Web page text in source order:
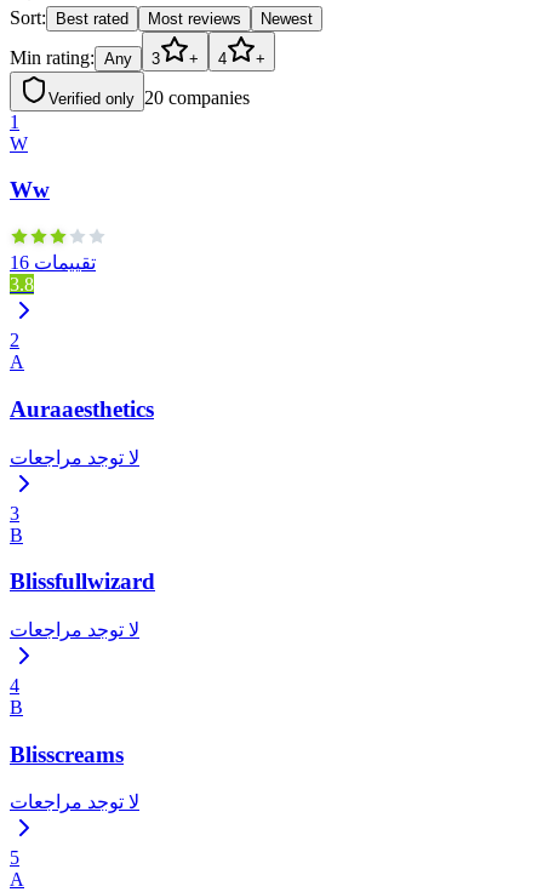
Sort: Best rated Most reviews Newest
Min rating: Any 3 + 4 +
Verified only 20 companies
1
W
Ww
16 تقييمات
3.8
2
A
Auraaesthetics
لا توجد مراجعات
3
B
Blissfullwizard
لا توجد مراجعات
4
B
Blisscreams
لا توجد مراجعات
5
A